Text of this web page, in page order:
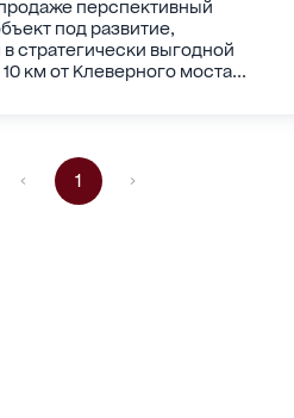
перспективный
под развитие,
стратегически выгодной
км от Клеверного моста...
1